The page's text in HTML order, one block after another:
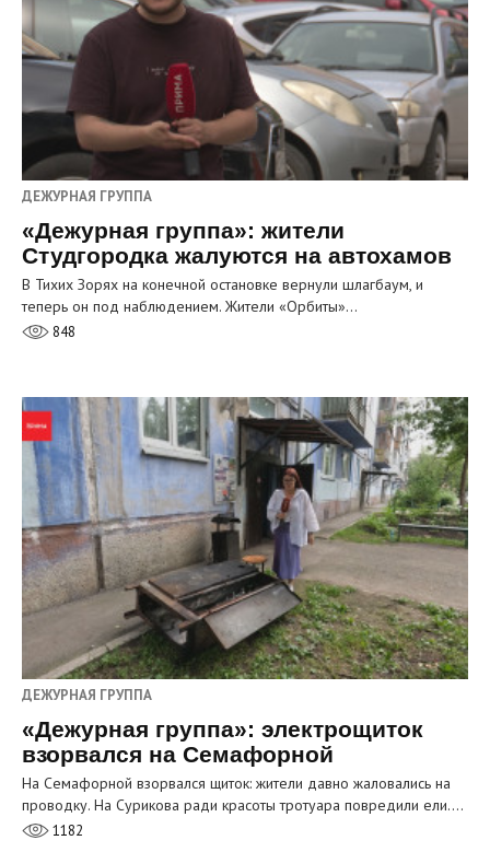
ДЕЖУРНАЯ ГРУППА
«Дежурная группа»: жители
Студгородка жалуются на автохамов
В Тихих Зорях на конечной остановке вернули шлагбаум, и
теперь он под наблюдением. Жители «Орбиты»…
848
ДЕЖУРНАЯ ГРУППА
«Дежурная группа»: электрощиток
взорвался на Семафорной
На Семафорной взорвался щиток: жители давно жаловались на
проводку. На Сурикова ради красоты тротуара повредили ели.…
1182